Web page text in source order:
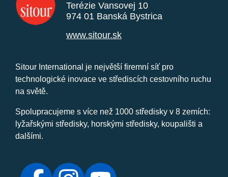
Terézie Vansovej 10
974 01 Banská Bystrica
www.sitour.sk
Sitour International je největší firemní síť pro
technologické inovace ve střediscích cestovního ruchu
na světě.
Spolupracujeme s více než 1000 středisky v 8 zemích:
lyžařskými středisky, horskými středisky, koupališti a
dalšími.